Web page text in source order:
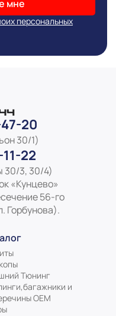
мне
персональных
20
30/1)
22
30/3, 30/4)
«Кунцево»
56-го
Горбунова).
Тюнинг
и
ОЕМ